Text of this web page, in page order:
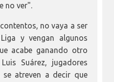
no ver".
no vaya a ser
y vengan algunos
acabe ganando otro
Suárez, jugadores
atreven a decir que